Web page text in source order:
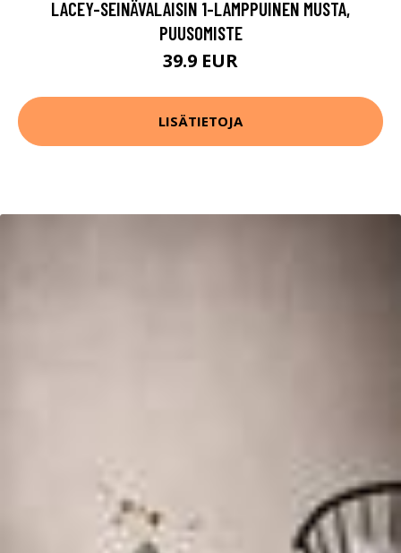
LACEY-SEINÄVALAISIN 1-LAMPPUINEN MUSTA,
PUUSOMISTE
39.9 EUR
LISÄTIETOJA